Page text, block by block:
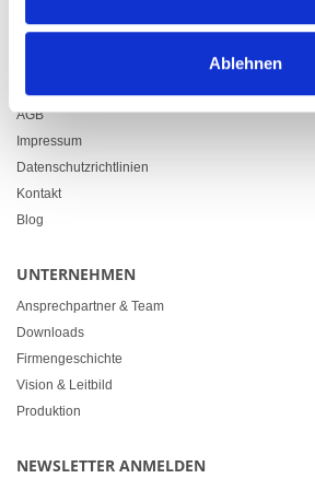
Ablehnen
Downloads
AGB
Impressum
Datenschutzrichtlinien
Kontakt
Blog
UNTERNEHMEN
Ansprechpartner & Team
Downloads
Firmengeschichte
Vision & Leitbild
Produktion
NEWSLETTER ANMELDEN